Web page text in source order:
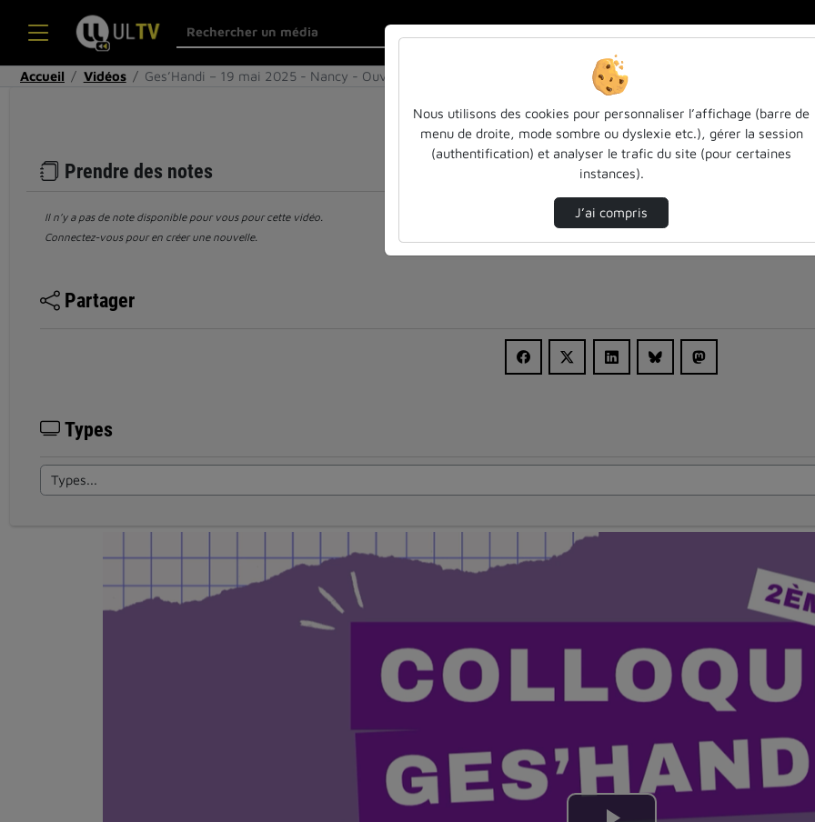
Accueil Vidéos Ges’Handi – 19 mai 2025 - Nancy - Ouverture …
Prendre des notes
Il n’y a pas de note disponible pour vous pour cette vidéo.
Connectez-vous pour en créer une nouvelle.
Partager
Types
Nous utilisons des cookies pour personnaliser l’affichage (barre de
menu de droite, mode sombre ou dyslexie etc.), gérer la session
(authentification) et analyser le trafic du site (pour certaines
instances).
J’ai compris